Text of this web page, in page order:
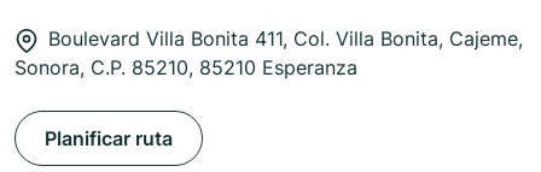
Boulevard Villa Bonita 411, Col. Villa Bonita, Cajeme,
Sonora, C.P. 85210, 85210 Esperanza
Planificar ruta